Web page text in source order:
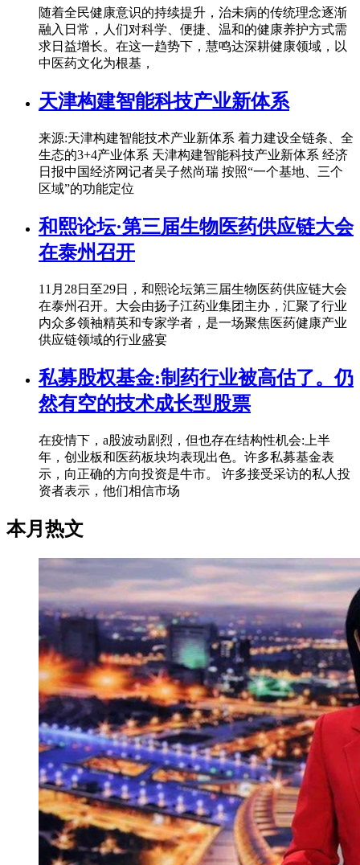
随着全民健康意识的持续提升，治未病的传统理念逐渐
融入日常，人们对科学、便捷、温和的健康养护方式需
求日益增长。在这一趋势下，慧鸣达深耕健康领域，以
中医药文化为根基，
天津构建智能科技产业新体系
来源:天津构建智能技术产业新体系 着力建设全链条、全
生态的3+4产业体系 天津构建智能科技产业新体系 经济
日报中国经济网记者吴子然尚瑞 按照“一个基地、三个
区域”的功能定位
和熙论坛·第三届生物医药供应链大会
在泰州召开
11月28日至29日，和熙论坛第三届生物医药供应链大会
在泰州召开。大会由扬子江药业集团主办，汇聚了行业
内众多领袖精英和专家学者，是一场聚焦医药健康产业
供应链领域的行业盛宴
私募股权基金:制药行业被高估了。仍
然有空的技术成长型股票
在疫情下，a股波动剧烈，但也存在结构性机会:上半
年，创业板和医药板块均表现出色。许多私募基金表
示，向正确的方向投资是牛市。 许多接受采访的私人投
资者表示，他们相信市场
本月热文